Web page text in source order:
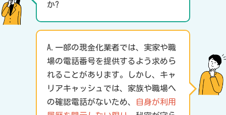
か?
A.一部の現金化業者では、実家や職
場の電話番号を提供するよう求めら
れることがあります。しかし、キャ
リアキャッシュでは、家族や職場へ
の確認電話がないため、
自身が利用